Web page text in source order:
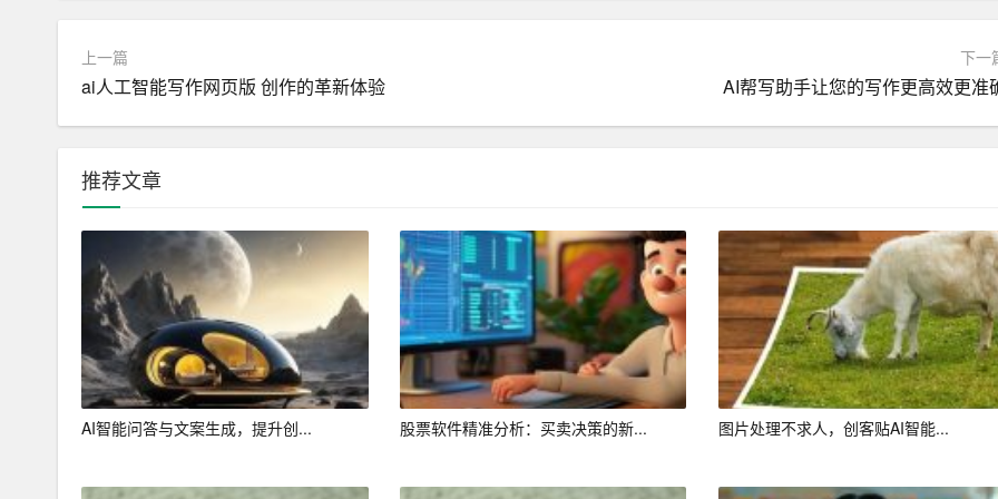
在商业计划书的撰写过程中，创业者可能会遇到各种问题和挑战。AI写作助手可以随时根据用户的需求和反馈，
进行内容的调整和优化。例如，在应对投资者的疑问或提出改进意见时，AI助手可以迅速修改商业计划书的相关
1. 节省时间和成本
利用AI写作助手，创业者可以大大节省商业计划书撰写的时间和成本。一方面，AI助手可以帮助创业者快速完成
计划书的撰写，提高工作效率；另一方面，AI助手提供的精准建议和优化方案，可以降低创业者在外部咨询和修
改上的支出。
2. 提高成功率
一份专业的商业计划书是企业成功融资和发展的重要保障。借助AI写作助手，创业者可以撰写出更具说服力和专
风险，提前进行调整和应对。
上一篇
ai人工智能写作网页版 创作的革新体验
下一
AI帮写助手让您的写作更高效更准
推荐文章
AI智能问答与文案生成，提升创... 股票软件精准分析：买卖决策的新... 图片处理不求人，创客贴AI智能...